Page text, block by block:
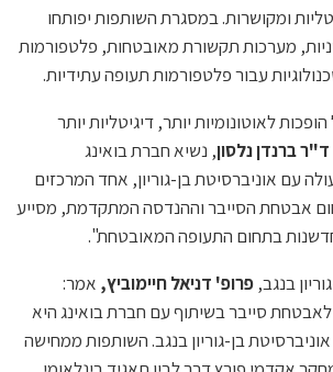
ומקושרות. במסגרת השותפות יפותחו
מערכות תקשורת מאובטחות, פלטפורמות
עבור פלטפורמות תעופה עתידיות.
לאוטונומיות יותר, דיגיטליות יותר
ד"ר ברנדן נלסון, נשיא חברת בואינג
עם אוניברסיטת בן-גוריון, אחד המרכזים
אבטחת הסייבר וההנדסה המתקדמת, מסייע
בתחום התעופה המאובטחת".
בנגב, פרופ' דניאל חיימוביץ, אמר:
סייבר בשיתוף עם חברת בואינג היא
בן-גוריון בנגב. השותפות ממחישה